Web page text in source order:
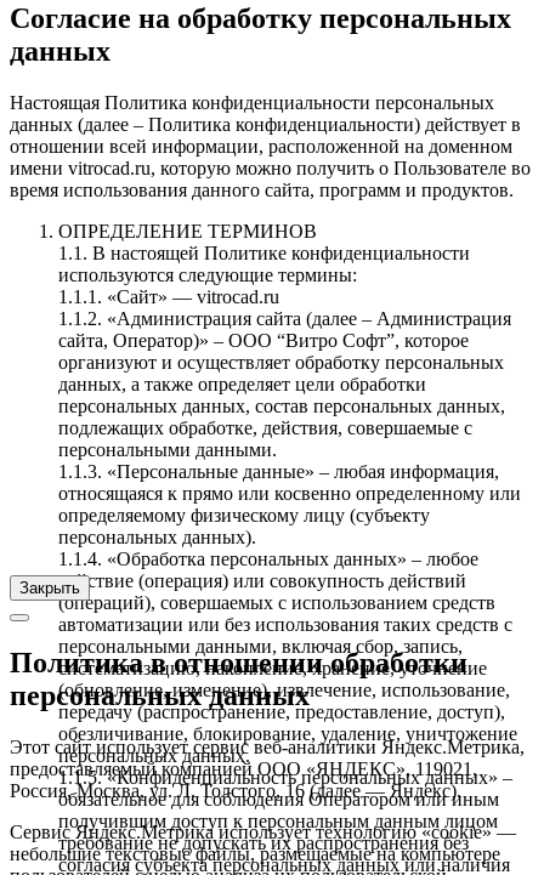
Согласие на обработку персональных
данных
Настоящая Политика конфиденциальности персональных
данных (далее – Политика конфиденциальности) действует в
отношении всей информации, расположенной на доменном
имени vitrocad.ru, которую можно получить о Пользователе во
время использования данного сайта, программ и продуктов.
ОПРЕДЕЛЕНИЕ ТЕРМИНОВ
1.1. В настоящей Политике конфиденциальности
используются следующие термины:
1.1.1. «Сайт» — vitrocad.ru
1.1.2. «Администрация сайта (далее – Администрация
сайта, Оператор)» – ООО “Витро Софт”, которое
организуют и осуществляет обработку персональных
данных, а также определяет цели обработки
персональных данных, состав персональных данных,
подлежащих обработке, действия, совершаемые с
персональными данными.
1.1.3. «Персональные данные» – любая информация,
относящаяся к прямо или косвенно определенному или
определяемому физическому лицу (субъекту
персональных данных).
1.1.4. «Обработка персональных данных» – любое
действие (операция) или совокупность действий
(операций), совершаемых с использованием средств
автоматизации или без использования таких средств с
персональными данными, включая сбор, запись,
систематизацию, накопление, хранение, уточнение
(обновление, изменение), извлечение, использование,
передачу (распространение, предоставление, доступ),
обезличивание, блокирование, удаление, уничтожение
персональных данных.
1.1.5. «Конфиденциальность персональных данных» –
обязательное для соблюдения Оператором или иным
получившим доступ к персональным данным лицом
требование не допускать их распространения без
согласия субъекта персональных данных или наличия
Закрыть
Политика в отношении обработки
персональных данных
Этот сайт использует сервис веб-аналитики Яндекс.Метрика,
предоставляемый компанией ООО «ЯНДЕКС», 119021,
Россия, Москва, ул. Л. Толстого, 16 (далее — Яндекс).
Сервис Яндекс.Метрика использует технологию «cookie» —
небольшие текстовые файлы, размещаемые на компьютере